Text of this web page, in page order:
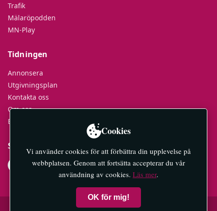
Trafik
Mälaröpodden
MN-Play
Tidningen
Annonsera
Utgivningsplan
Kontakta oss
Om oss
E-tidningar
Socialt
© 2026 Mälaröarnas Nyheter — All rights reserved.
Cookies
Vi använder cookies för att förbättra din upplevelse på
webbplatsen. Genom att fortsätta accepterar du vår
användning av cookies. Läs mer.
OK för mig!